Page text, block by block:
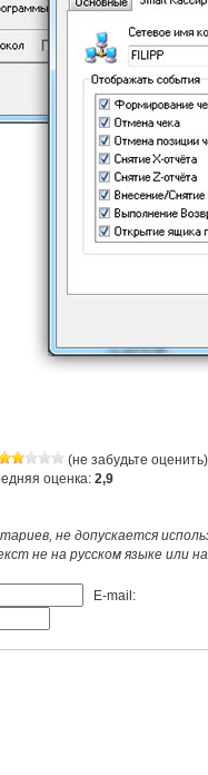
(не забудьте оценить)
оценка: 2,9
не допускается
не на русском языке или
E-mail: